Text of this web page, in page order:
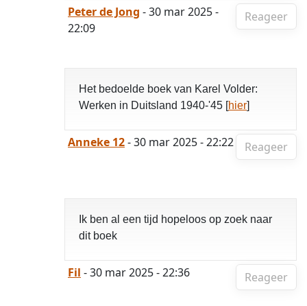
Reageer
Peter de Jong - 30 mar 2025 -
22:09
Het bedoelde boek van Karel Volder:
Werken in Duitsland 1940-'45 [hier]
Reageer
Anneke 12- 30 mar 2025 - 22:22
Ik ben al een tijd hopeloos op zoek naar
dit boek
Reageer
Fil - 30 mar 2025 - 22:36